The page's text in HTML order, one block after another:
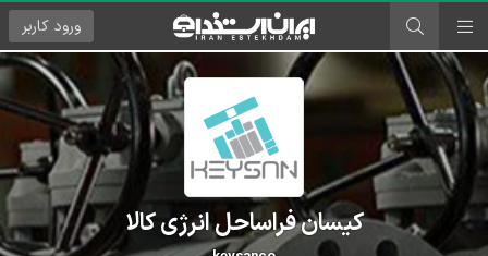
ورود کاربر
کیسان فراساحل انرژی کالا